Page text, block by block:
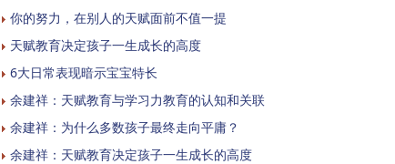
你的努力，在别人的天赋面前不值一提
天赋教育决定孩子一生成长的高度
6大日常表现暗示宝宝特长
余建祥：天赋教育与学习力教育的认知和关联
余建祥：为什么多数孩子最终走向平庸？
余建祥：天赋教育决定孩子一生成长的高度